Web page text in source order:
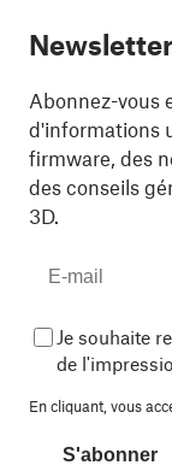
Newsletter
Abonnez-vous
d'informations
firmware, des
des conseils
3D.
Je souhaite
de
En cliquant, vous
S'abonner